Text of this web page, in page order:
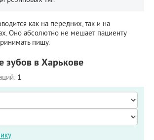
как на передних, так и на
Оно абсолютно не мешает пациенту
пищу.
зубов в Харькове
1